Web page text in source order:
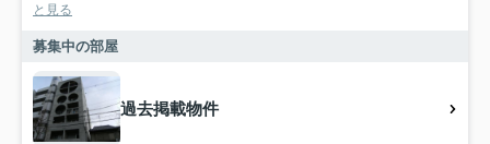
と見る
募集中の部屋
過去掲載物件